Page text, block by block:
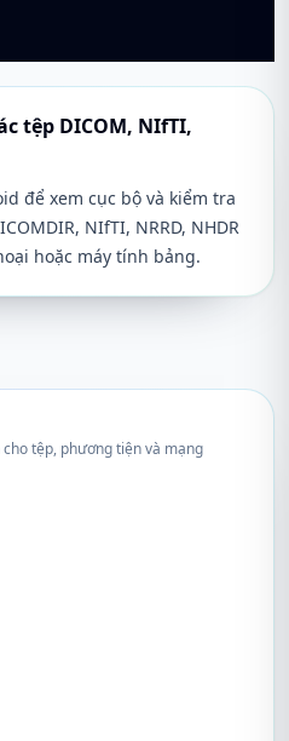
tệp DICOM, NIfTI,
để xem cục bộ và kiểm tra
NIfTI, NRRD, NHDR
hoặc máy tính bảng.
tệp, phương tiện và mạng